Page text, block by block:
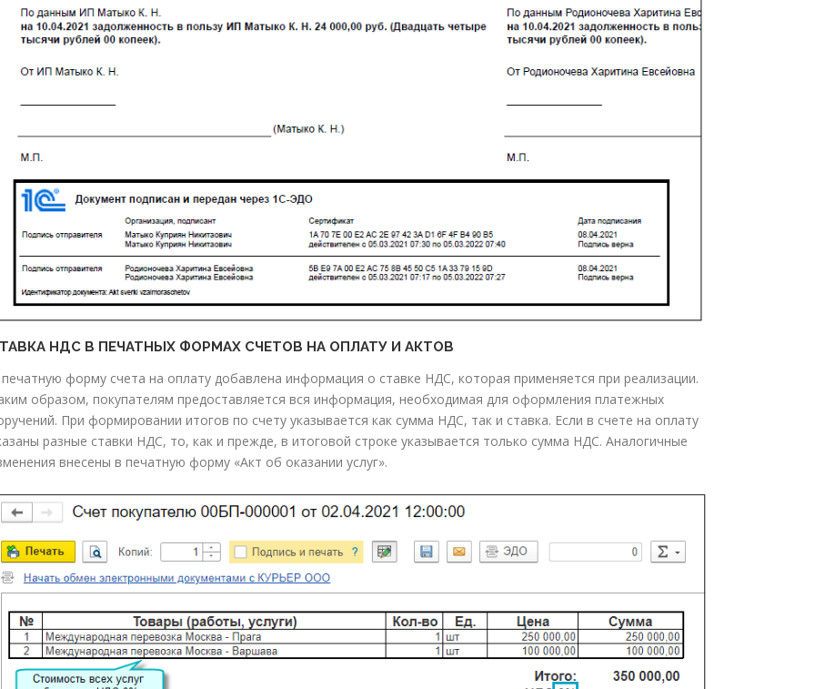
НДС В ПЕЧАТНЫХ ФОРМАХ СЧЕТОВ НА ОПЛАТУ И АКТОВ
форму счета на оплату добавлена информация о ставке НДС, которая применяется при реализации.
образом, покупателям предоставляется вся информация, необходимая для оформления платежных
При формировании итогов по счету указывается как сумма НДС, так и ставка. Если в счете на оплату
разные ставки НДС, то, как и прежде, в итоговой строке указывается только сумма НДС. Аналогичные
внесены в печатную форму «Акт об оказании услуг».